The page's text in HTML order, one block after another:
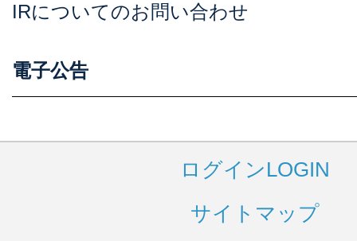
IRについてのお問い合わせ
電子公告
ログインLOGIN
サイトマップ